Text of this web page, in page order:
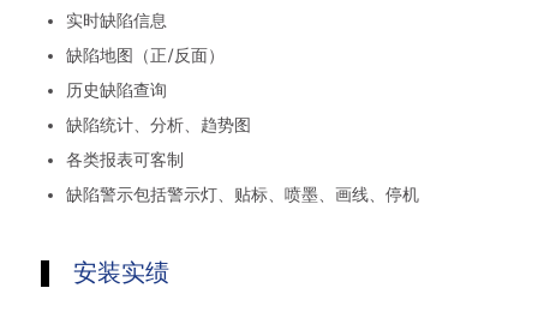
实时缺陷信息
缺陷地图（正/反面）
历史缺陷查询
缺陷统计、分析、趋势图
各类报表可客制
缺陷警示包括警示灯、贴标、喷墨、画线、停机
安装实绩